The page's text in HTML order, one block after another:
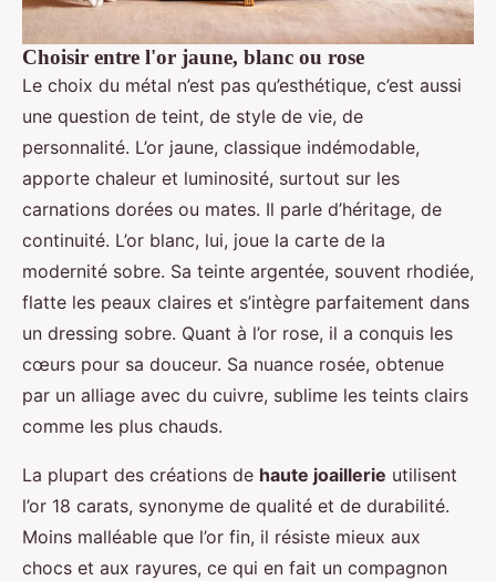
Choisir entre l'or jaune, blanc ou rose
Le choix du métal n’est pas qu’esthétique, c’est aussi
une question de teint, de style de vie, de
personnalité. L’or jaune, classique indémodable,
apporte chaleur et luminosité, surtout sur les
carnations dorées ou mates. Il parle d’héritage, de
continuité. L’or blanc, lui, joue la carte de la
modernité sobre. Sa teinte argentée, souvent rhodiée,
flatte les peaux claires et s’intègre parfaitement dans
un dressing sobre. Quant à l’or rose, il a conquis les
cœurs pour sa douceur. Sa nuance rosée, obtenue
par un alliage avec du cuivre, sublime les teints clairs
comme les plus chauds.
La plupart des créations de haute joaillerie utilisent
l’or 18 carats, synonyme de qualité et de durabilité.
Moins malléable que l’or fin, il résiste mieux aux
chocs et aux rayures, ce qui en fait un compagnon